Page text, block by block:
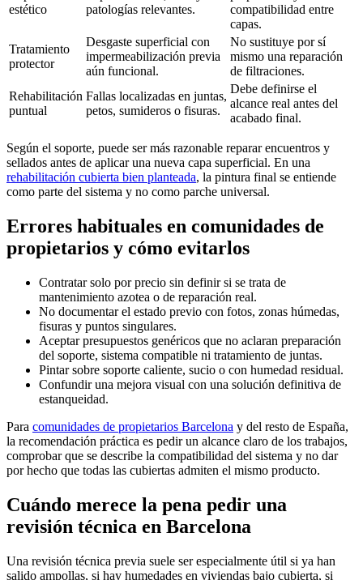
estético
patologías relevantes.
compatibilidad entre
capas.
Tratamiento
protector
Desgaste superficial con
impermeabilización previa
aún funcional.
No sustituye por sí
mismo una reparación
de filtraciones.
Rehabilitación
puntual
Fallas localizadas en juntas,
petos, sumideros o fisuras.
Debe definirse el
alcance real antes del
acabado final.
Según el soporte, puede ser más razonable reparar encuentros y
sellados antes de aplicar una nueva capa superficial. En una
rehabilitación cubierta bien planteada, la pintura final se entiende
como parte del sistema y no como parche universal.
Errores habituales en comunidades de
propietarios y cómo evitarlos
Contratar solo por precio sin definir si se trata de
mantenimiento azotea o de reparación real.
No documentar el estado previo con fotos, zonas húmedas,
fisuras y puntos singulares.
Aceptar presupuestos genéricos que no aclaran preparación
del soporte, sistema compatible ni tratamiento de juntas.
Pintar sobre soporte caliente, sucio o con humedad residual.
Confundir una mejora visual con una solución definitiva de
estanqueidad.
Para comunidades de propietarios Barcelona y del resto de España,
la recomendación práctica es pedir un alcance claro de los trabajos,
comprobar que se describe la compatibilidad del sistema y no dar
por hecho que todas las cubiertas admiten el mismo producto.
Cuándo merece la pena pedir una
revisión técnica en Barcelona
Una revisión técnica previa suele ser especialmente útil si ya han
salido ampollas, si hay humedades en viviendas bajo cubierta, si